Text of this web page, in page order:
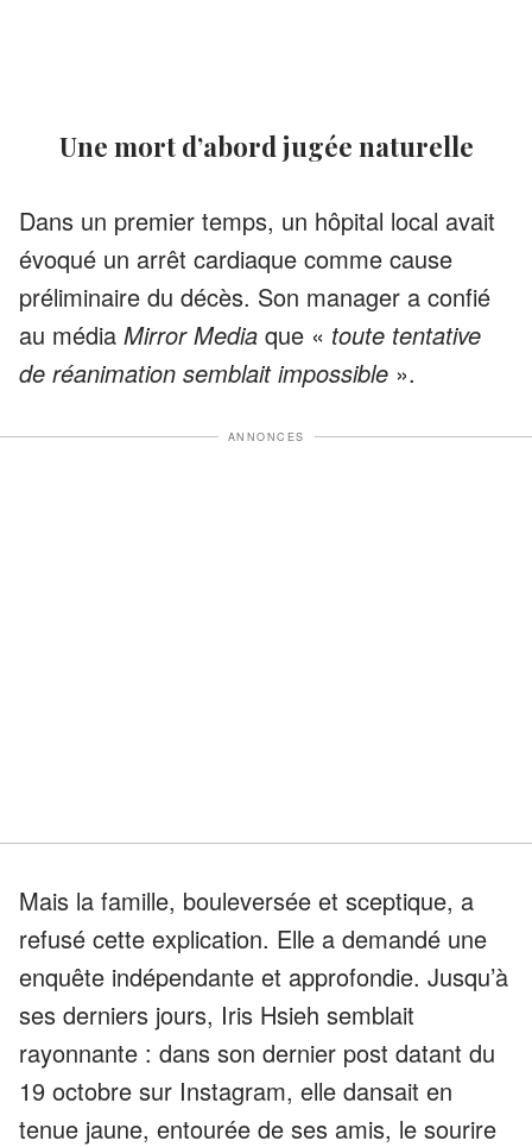
Une mort d’abord jugée naturelle
Dans un premier temps, un hôpital local avait
évoqué un arrêt cardiaque comme cause
préliminaire du décès. Son manager a confié
au média Mirror Media que « toute tentative
de réanimation semblait impossible ».
ANNONCES
Mais la famille, bouleversée et sceptique, a
refusé cette explication. Elle a demandé une
enquête indépendante et approfondie. Jusqu’à
ses derniers jours, Iris Hsieh semblait
rayonnante : dans son dernier post datant du
19 octobre sur Instagram, elle dansait en
tenue jaune, entourée de ses amis, le sourire